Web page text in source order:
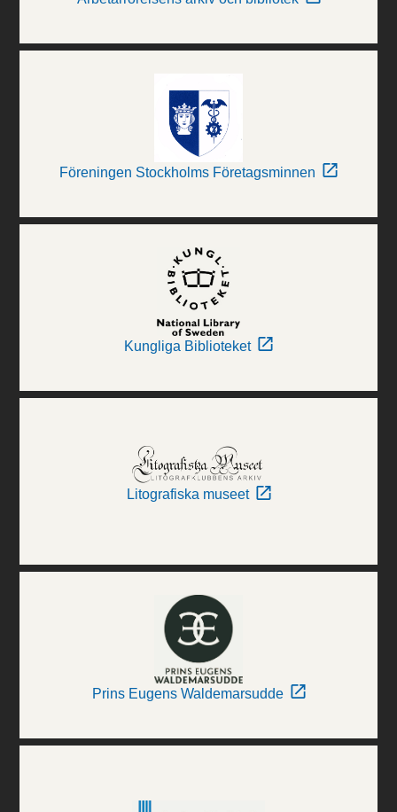
Föreningen Stockholms Företagsminnen
Kungliga Biblioteket
Litografiska museet
Prins Eugens Waldemarsudde